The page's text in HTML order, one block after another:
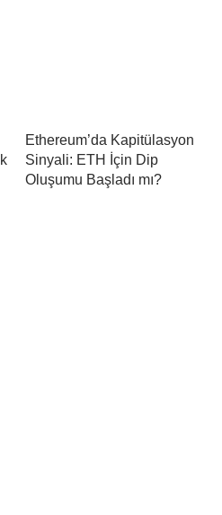
Ethereum’da Kapitülasyon
Sinyali: ETH İçin Dip
Oluşumu Başladı mı?